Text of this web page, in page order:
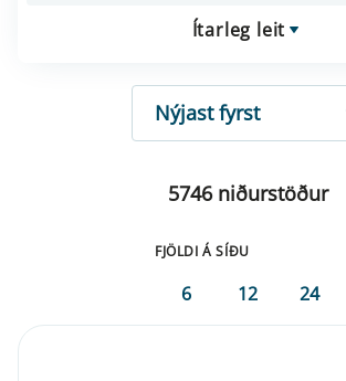
Ítarleg leit
RÖÐUN
5746 niðurstöður
FJÖLDI Á SÍÐU
6 12 24